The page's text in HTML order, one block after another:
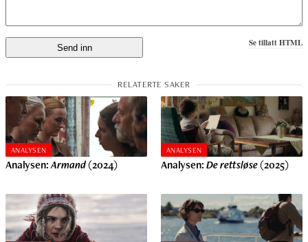
Se tillatt HTML
ANALYSEN
Analysen: Armand(2024)
ANALYSEN
Analysen: De rettsløse(2025)